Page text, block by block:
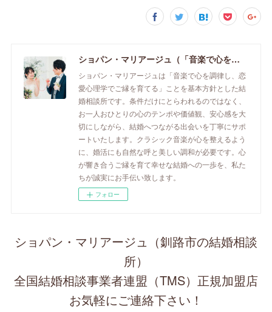
ショパン・マリアージュ（「音楽で心を調律し恋愛心理学でご縁を育てる」釧路市の結婚相談所）/ 全国結婚相談事業者連盟正規加盟店 / cherry-piano.com
ショパン・マリアージュは「音楽で心を調律し、恋
愛心理学でご縁を育てる」ことを基本方針とした結
婚相談所です。条件だけにとらわれるのではなく、
お一人おひとりの心のテンポや価値観、安心感を大
切にしながら、結婚へつながる出会いを丁寧にサポ
ートいたします。クラシック音楽が心を整えるよう
に、婚活にも自然な呼と美しい調和が必要です。心
が響き合うご縁を育て幸せな結婚への一歩を、私た
ちが誠実にお手伝い致します。
フォロー
ショパン・マリアージュ（釧路市の結婚相談
所）
全国結婚相談事業者連盟（TMS）正規加盟店
お気軽にご連絡下さい！